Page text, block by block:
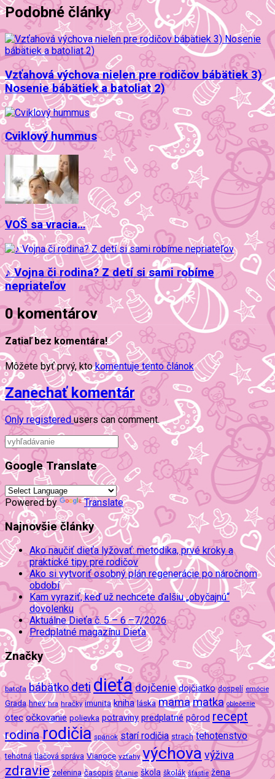
Podobné články
Vzťahová výchova nielen pre rodičov bábätiek 3)
Nosenie bábätiek a batoliat 2)
Cviklový hummus
VOŠ sa vracia…
♪ Vojna či rodina? Z detí si sami robíme
nepriateľov
0 komentárov
Zatiaľ bez komentára!
Môžete byť prvý, ktokomentuje tento článok
Zanechať komentár
Only registeredusers can comment.
Google Translate
Powered by Translate
Najnovšie články
Ako naučiť dieťa lyžovať: metodika, prvé kroky a
praktické tipy pre rodičov
Ako si vytvoriť osobný plán regenerácie po náročnom
období
Kam vyraziť, keď už nechcete ďalšiu „obyčajnú“
dovolenku
Aktuálne Dieťa č. 5 – 6 –7/2026
Predplatné magazínu Dieťa
Značky
batoľa bábätkodeti dieťa dojčenie dojčiatko dospelí emócie
Grada hnev hra hračky imunita kniha láska mamamatka oblečenie
otec očkovanie polievka potraviny predplatné pôrod recept
rodinarodičia spánok starí rodičia strach tehotenstvo
tehotná tlačová správa Vianoce vzťahy výchova výživa
zdravie zelenina časopis čítanie škola školák šťastie žena